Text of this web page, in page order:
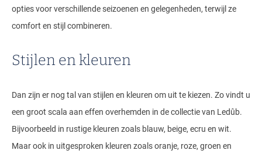
opties voor verschillende seizoenen en gelegenheden, terwijl ze
comfort en stijl combineren.
Stijlen en kleuren
Dan zijn er nog tal van stijlen en kleuren om uit te kiezen. Zo vindt u
een groot scala aan effen overhemden in de collectie van Ledûb.
Bijvoorbeeld in rustige kleuren zoals blauw, beige, ecru en wit.
Maar ook in uitgesproken kleuren zoals oranje, roze, groen en